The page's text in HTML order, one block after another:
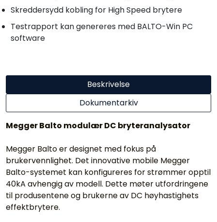
Skreddersydd kobling for High Speed brytere
Testrapport kan genereres med BALTO-Win PC
software
Beskrivelse
Dokumentarkiv
Megger Balto modulær DC bryteranalysator
Megger Balto er designet med fokus på
brukervennlighet. Det innovative mobile Megger
Balto-systemet kan konfigureres for strømmer opptil
40kA avhengig av modell. Dette møter utfordringene
til produsentene og brukerne av DC høyhastighets
effektbrytere.